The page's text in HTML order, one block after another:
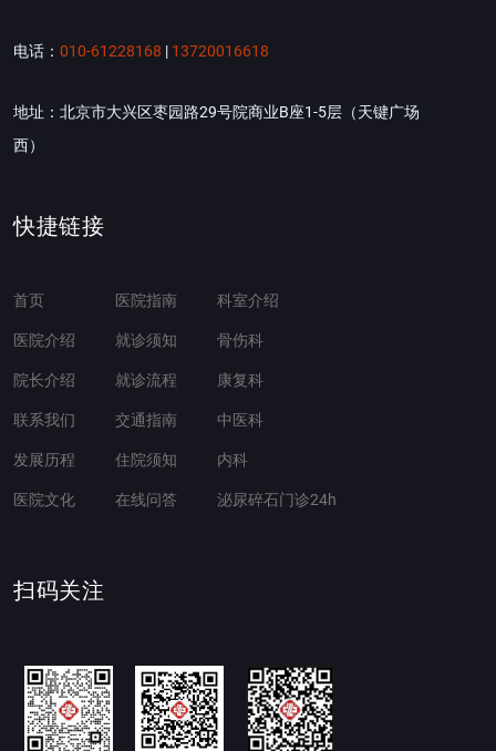
电话： 010-61228168 | 13720016618
地址：北京市大兴区枣园路29号院商业B座1-5层（天键广场
西）
快捷链接
首页
医院介绍
院长介绍
联系我们
发展历程
医院文化
医院指南
就诊须知
就诊流程
交通指南
住院须知
在线问答
科室介绍
骨伤科
康复科
中医科
内科
泌尿碎石门诊24h
扫码关注